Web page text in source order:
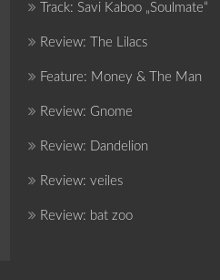
Track: Savi Kaboo „Soulmate“
Review: The Lilacs
Feature: Money & The Man
Review: Gnome
Review: Dandelion
Review: veiles
Review: bat zoo